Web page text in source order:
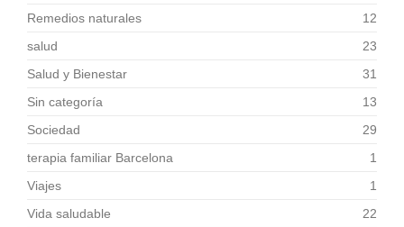
Remedios naturales
12
salud
23
Salud y Bienestar
31
Sin categoría
13
Sociedad
29
terapia familiar Barcelona
1
Viajes
1
Vida saludable
22